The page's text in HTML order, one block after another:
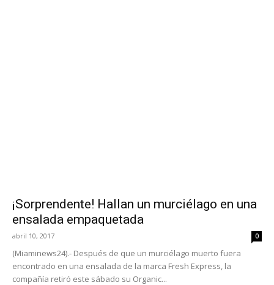
¡Sorprendente! Hallan un murciélago en una
ensalada empaquetada
abril 10, 2017 0
(Miaminews24).- Después de que un murciélago muerto fuera
encontrado en una ensalada de la marca Fresh Express, la
compañía retiró este sábado su Organic...